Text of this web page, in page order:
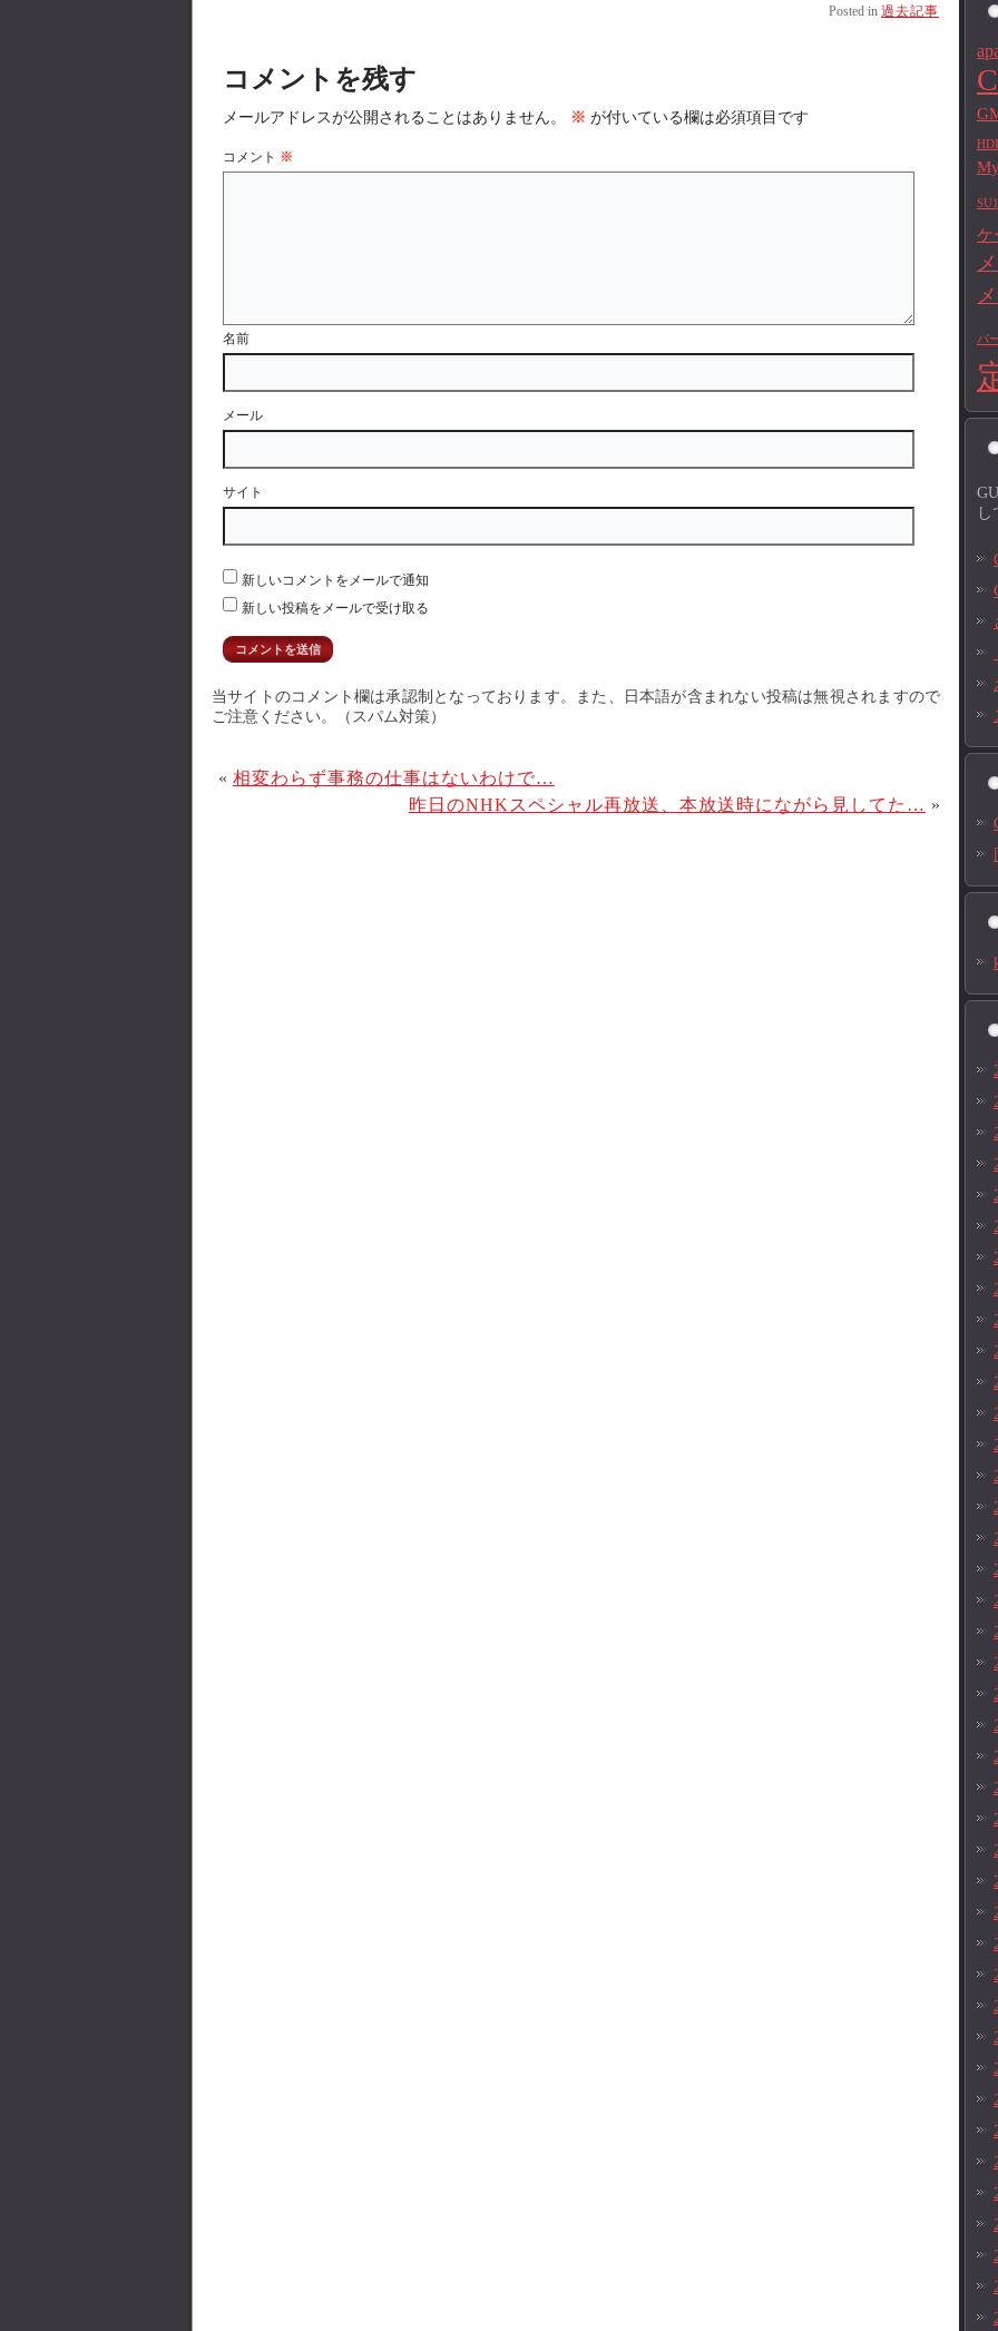
Posted in 過去記事
コメントを残す
メールアドレスが公開されることはありません。 ※ が付いている欄は必須項目です
コメント ※
名前
メール
サイト
新しいコメントをメールで通知
新しい投稿をメールで受け取る
当サイトのコメント欄は承認制となっております。また、日本語が含まれない投稿は無視されますので
ご注意ください。（スパム対策）
« 相変わらず事務の仕事はないわけで…
昨日のNHKスペシャル再放送、本放送時にながら見してた… »
ケ
バ
し